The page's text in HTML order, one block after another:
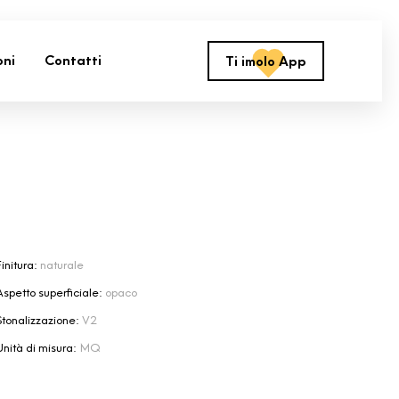
Contatti Ti imolo App
naturale
superficiale: opaco
V2
di misura: MQ